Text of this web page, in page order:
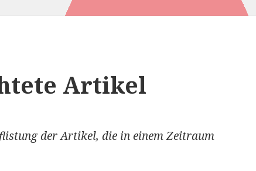
Artikel
der Artikel, die in einem Zeitraum